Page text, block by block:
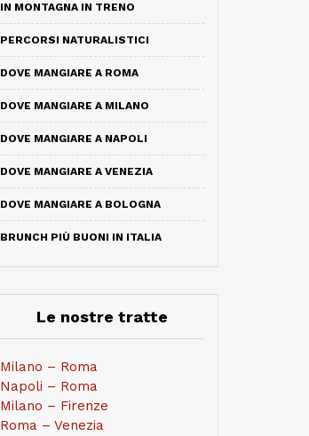
IN MONTAGNA IN TRENO
PERCORSI NATURALISTICI
DOVE MANGIARE A ROMA
DOVE MANGIARE A MILANO
DOVE MANGIARE A NAPOLI
DOVE MANGIARE A VENEZIA
DOVE MANGIARE A BOLOGNA
BRUNCH PIÙ BUONI IN ITALIA
Le nostre tratte
Milano – Roma
Napoli – Roma
Milano – Firenze
Roma – Venezia